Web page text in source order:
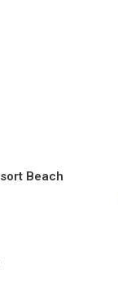
Beach